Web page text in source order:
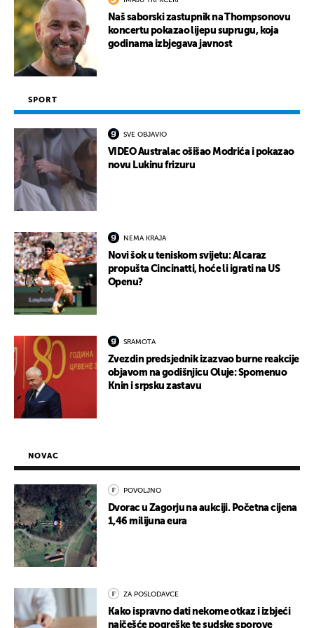
Naš saborski zastupnik na Thompsonovu
koncertu pokazao lijepu suprugu, koja
godinama izbjegava javnost
SPORT
SVE OBJAVIO
VIDEO Australac ošišao Modrića i pokazao
novu Lukinu frizuru
NEMA KRAJA
Novi šok u teniskom svijetu: Alcaraz
propušta Cincinatti, hoće li igrati na US
Openu?
SRAMOTA
Zvezdin predsjednik izazvao burne reakcije
objavom na godišnjicu Oluje: Spomenuo
Knin i srpsku zastavu
NOVAC
POVOLJNO
Dvorac u Zagorju na aukciji. Početna cijena
1,46 milijuna eura
ZA POSLODAVCE
Kako ispravno dati nekome otkaz i izbjeći
najčešće pogreške te sudske sporove